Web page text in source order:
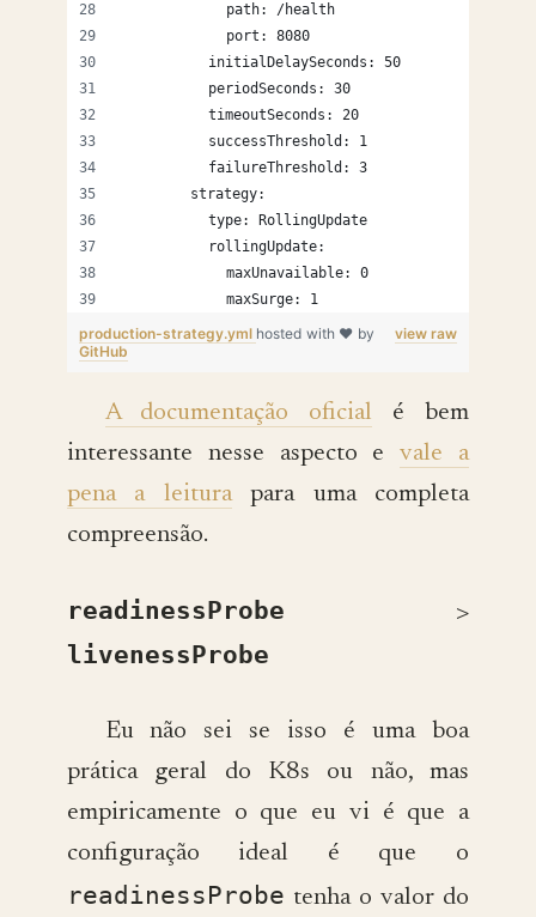
            path: /health
            port: 8080
          initialDelaySeconds: 50
          periodSeconds: 30
          timeoutSeconds: 20
          successThreshold: 1
          failureThreshold: 3
        strategy:
          type: RollingUpdate
          rollingUpdate:
            maxUnavailable: 0
            maxSurge: 1
view raw
production-strategy.yml hosted with ❤ by
GitHub
A documentação oficial é bem
interessante nesse aspecto evale a
pena a leiturapara uma completa
compreensão.
readinessProbe >
livenessProbe
Eu não sei se isso é uma boa
prática geral do K8s ou não, mas
empiricamente o que eu vi é que a
configuração ideal é que o
readinessProbe tenha o valor do